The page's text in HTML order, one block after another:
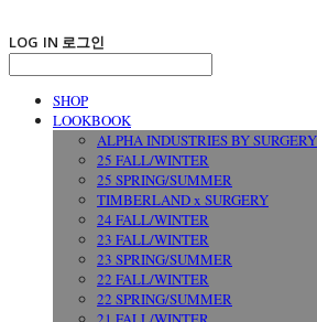
LOG IN 로그인
SHOP
LOOKBOOK
ALPHA INDUSTRIES BY SURGERY
25 FALL/WINTER
25 SPRING/SUMMER
TIMBERLAND x SURGERY
24 FALL/WINTER
23 FALL/WINTER
23 SPRING/SUMMER
22 FALL/WINTER
22 SPRING/SUMMER